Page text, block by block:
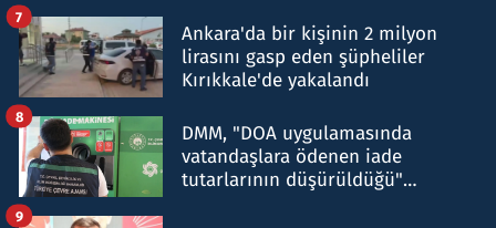
Ankara'da bir kişinin 2 milyon
lirasını gasp eden şüpheliler
Kırıkkale'de yakalandı
7
DMM, "DOA uygulamasında
vatandaşlara ödenen iade
tutarlarının düşürüldüğü"
8
9